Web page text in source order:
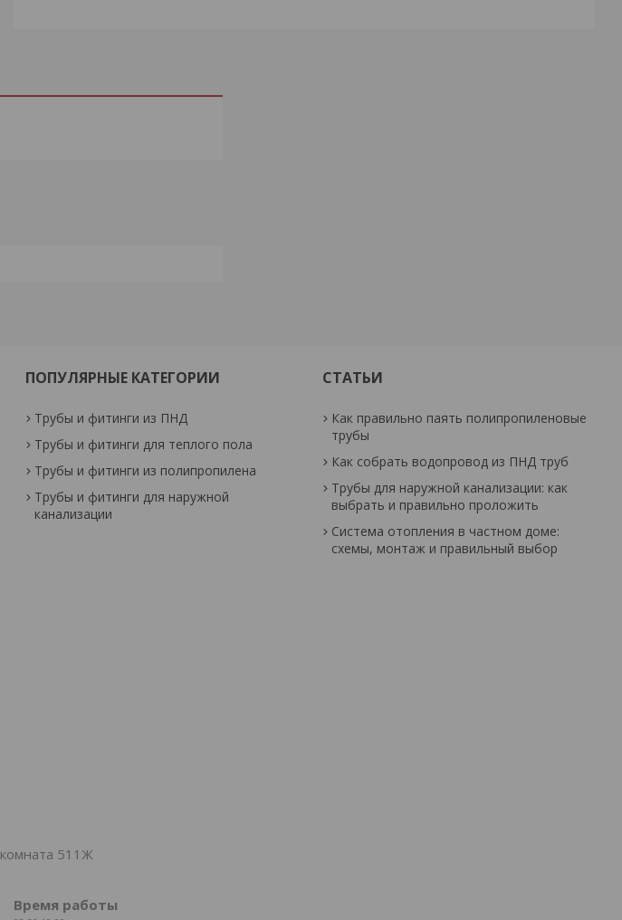
ПОПУЛЯРНЫЕ КАТЕГОРИИ
Трубы и фитинги из ПНД
Трубы и фитинги для теплого пола
Трубы и фитинги из полипропилена
Трубы и фитинги для наружной
канализации
СТАТЬИ
Как правильно паять полипропиленовые
трубы
Как собрать водопровод из ПНД труб
Трубы для наружной канализации: как
выбрать и правильно проложить
Система отопления в частном доме:
схемы, монтаж и правильный выбор
511Ж
Время работы